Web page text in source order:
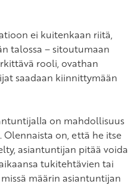
ei kuitenkaan riitä,
talossa – sitoutumaan
rooli, ovathan
saadaan kiinnittymään
on mahdollisuus
on, että he itse
asiantuntijan pitää voida
tukitehtävien tai
määrin asiantuntijan